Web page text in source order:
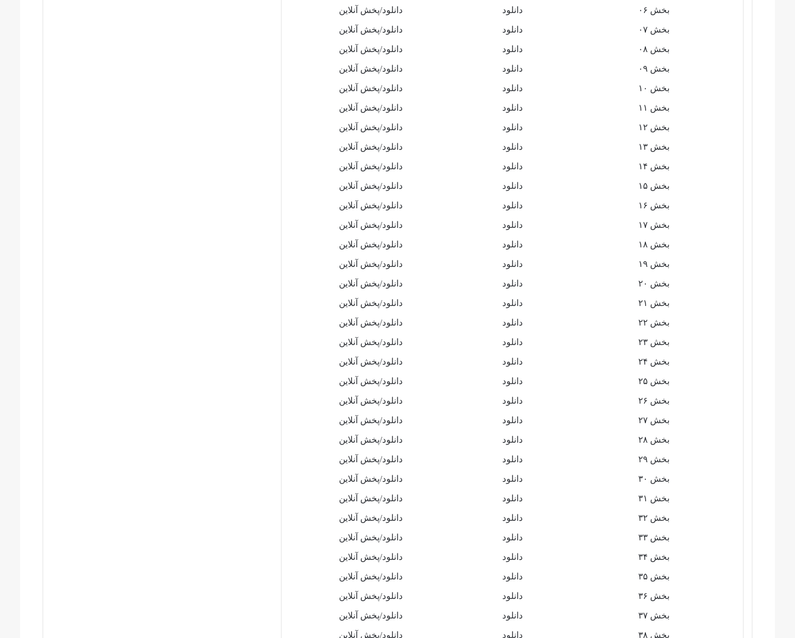
بخش ۰۶ دانلود دانلود/پخش آنلاین
بخش ۰۷ دانلود دانلود/پخش آنلاین
بخش ۰۸ دانلود دانلود/پخش آنلاین
بخش ۰۹ دانلود دانلود/پخش آنلاین
بخش ۱۰ دانلود دانلود/پخش آنلاین
بخش ۱۱ دانلود دانلود/پخش آنلاین
بخش ۱۲ دانلود دانلود/پخش آنلاین
بخش ۱۳ دانلود دانلود/پخش آنلاین
بخش ۱۴ دانلود دانلود/پخش آنلاین
بخش ۱۵ دانلود دانلود/پخش آنلاین
بخش ۱۶ دانلود دانلود/پخش آنلاین
بخش ۱۷ دانلود دانلود/پخش آنلاین
بخش ۱۸ دانلود دانلود/پخش آنلاین
بخش ۱۹ دانلود دانلود/پخش آنلاین
بخش ۲۰ دانلود دانلود/پخش آنلاین
بخش ۲۱ دانلود دانلود/پخش آنلاین
بخش ۲۲ دانلود دانلود/پخش آنلاین
بخش ۲۳ دانلود دانلود/پخش آنلاین
بخش ۲۴ دانلود دانلود/پخش آنلاین
بخش ۲۵ دانلود دانلود/پخش آنلاین
بخش ۲۶ دانلود دانلود/پخش آنلاین
بخش ۲۷ دانلود دانلود/پخش آنلاین
بخش ۲۸ دانلود دانلود/پخش آنلاین
بخش ۲۹ دانلود دانلود/پخش آنلاین
بخش ۳۰ دانلود دانلود/پخش آنلاین
بخش ۳۱ دانلود دانلود/پخش آنلاین
بخش ۳۲ دانلود دانلود/پخش آنلاین
بخش ۳۳ دانلود دانلود/پخش آنلاین
بخش ۳۴ دانلود دانلود/پخش آنلاین
بخش ۳۵ دانلود دانلود/پخش آنلاین
بخش ۳۶ دانلود دانلود/پخش آنلاین
بخش ۳۷ دانلود دانلود/پخش آنلاین
بخش ۳۸ دانلود دانلود/پخش آنلاین